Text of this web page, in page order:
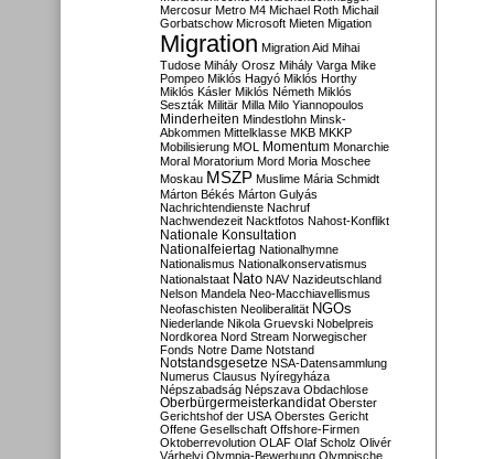
Mercosur Metro M4 Michael Roth Michail
Gorbatschow Microsoft Mieten Migation
Migration Migration Aid Mihai
Tudose Mihály Orosz Mihály Varga Mike
Pompeo Miklós Hagyó Miklós Horthy
Miklós Kásler Miklós Németh Miklós
Seszták Militär Milla Milo Yiannopoulos
Minderheiten Mindestlohn Minsk-
Abkommen Mittelklasse MKB MKKP
Mobilisierung MOL Momentum Monarchie
Moral Moratorium Mord Moria Moschee
Moskau MSZP Muslime Mária Schmidt
Márton Békés Márton Gulyás
Nachrichtendienste Nachruf
Nachwendezeit Nacktfotos Nahost-Konflikt
Nationale Konsultation
Nationalfeiertag Nationalhymne
Nationalismus Nationalkonservatismus
Nationalstaat Nato NAV Nazideutschland
Nelson Mandela Neo-Macchiavellismus
Neofaschisten Neoliberalität NGOs
Niederlande Nikola Gruevski Nobelpreis
Nordkorea Nord Stream Norwegischer
Fonds Notre Dame Notstand
Notstandsgesetze NSA-Datensammlung
Numerus Clausus Nyíregyháza
Népszabadság Népszava Obdachlose
Oberbürgermeisterkandidat Oberster
Gerichtshof der USA Oberstes Gericht
Offene Gesellschaft Offshore-Firmen
Oktoberrevolution OLAF Olaf Scholz Olivér
Várhelyi Olympia-Bewerbung Olympische